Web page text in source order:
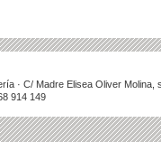
· C/ Madre Elisea Oliver
914 149